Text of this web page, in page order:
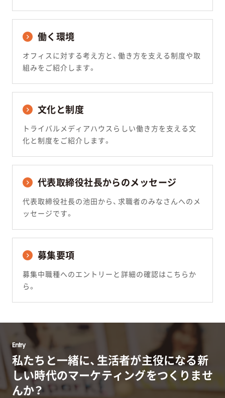
働く環境
オフィスに対する考え方と、働き方を支える制度や取
組みをご紹介します。
文化と制度
トライバルメディアハウスらしい働き方を支える文
化と制度をご紹介します。
代表取締役社長からのメッセージ
代表取締役社長の池田から、求職者のみなさんへのメ
ッセージです。
募集要項
募集中職種へのエントリーと詳細の確認はこちらか
ら。
Entry
私たちと一緒に、生活者が主役になる新
しい時代のマーケティングをつくりませ
んか？